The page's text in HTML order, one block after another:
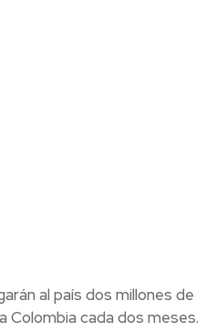
al país dos millones de
Colombia cada dos meses.